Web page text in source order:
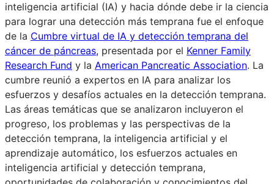
inteligencia artificial (IA) y hacia dónde debe ir la ciencia
para lograr una detección más temprana fue el enfoque
de la Cumbre virtual de IA y detección temprana del
cáncer de páncreas, presentada por el Kenner Family
Research Fund y la American Pancreatic Association. La
cumbre reunió a expertos en IA para analizar los
esfuerzos y desafíos actuales en la detección temprana.
Las áreas temáticas que se analizaron incluyeron el
progreso, los problemas y las perspectivas de la
detección temprana, la inteligencia artificial y el
aprendizaje automático, los esfuerzos actuales en
inteligencia artificial y detección temprana,